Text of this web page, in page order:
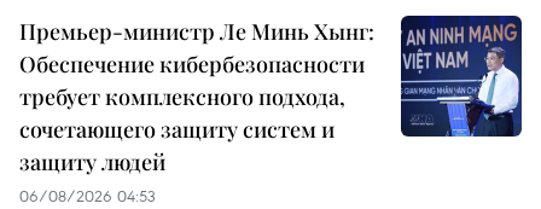
Премьер-министр Ле Минь Хынг:
Обеспечение кибербезопасности
требует комплексного подхода,
сочетающего защиту систем и
защиту людей
06/08/2026 04:53